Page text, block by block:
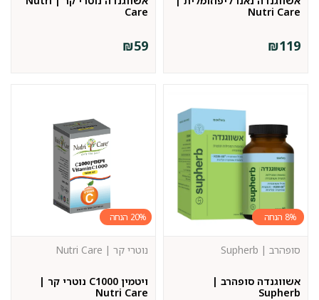
Nutri Care
₪119
Care
₪59
8%
אשווגנדה סופהרב |
Supherb
סופהרב | Supherb
20%
ויטמין C1000 נוטרי קר |
Nutri Care
נוטרי קר | Nutri Care